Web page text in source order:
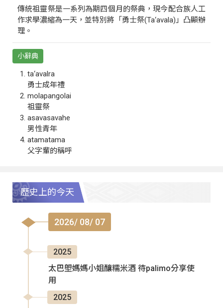
傳統祖靈祭是一系列為期四個月的祭典，現今配合族人工
作求學濃縮為一天，並特別將「勇士祭(Ta‘avala)」凸顯辦
理。
小辭典
ta‘avalra
勇士成年禮
molapangolai
祖靈祭
asavasavahe
男性青年
atamatama
父字輩的稱呼
歷史上的今天
2026/ 08/ 07
2025
太巴塱媽媽小姐釀糯米酒 待palimo分享使
用
2025